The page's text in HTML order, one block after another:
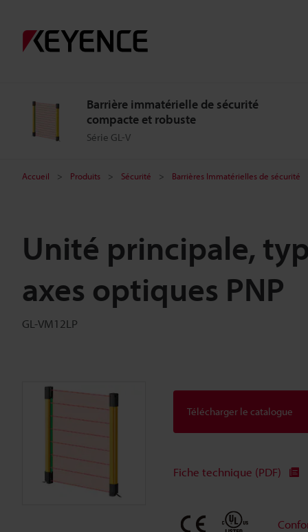
Barrière immatérielle de sécurité
compacte et robuste
Série GL-V
Accueil Produits Sécurité Barrières Immatérielles de sécurité
Unité principale,
axes optiques PNP
GL-VM12LP
Télécharger le catalogue
Fiche technique (PDF)